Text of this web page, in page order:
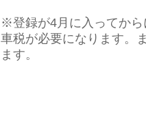
※登録が4月に入ってか
車税が必要になります。
ます。